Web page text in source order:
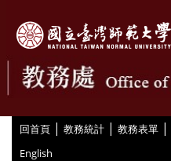
回首頁 | 教務統計 | 教務表單 |
English